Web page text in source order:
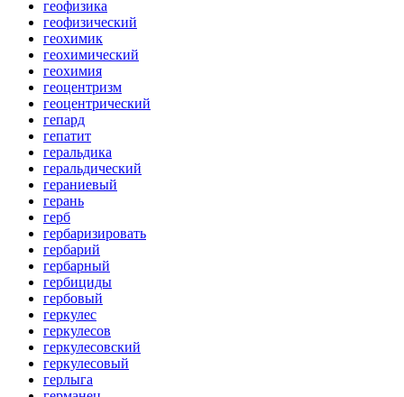
геофизика
геофизический
геохимик
геохимический
геохимия
геоцентризм
геоцентрический
гепард
гепатит
геральдика
геральдический
гераниевый
герань
герб
гербаризировать
гербарий
гербарный
гербициды
гербовый
геркулес
геркулесов
геркулесовский
геркулесовый
герлыга